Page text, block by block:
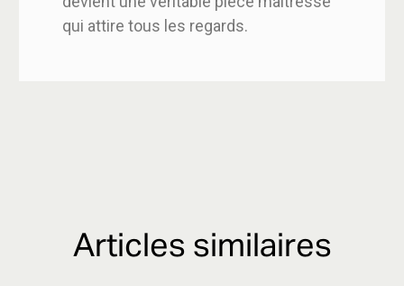
qui attire tous les regards.
Articles similaires